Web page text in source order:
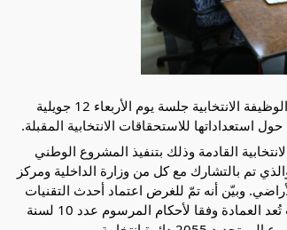
عقدت لجنة النظام الداخلي والقوانين الانتخابية والقوانين البرلمانية والوظيفة الانتخابية جلسة يوم الأربعاء 12 جويلية
القادمة وذلك بتنفيذ المشروع الوطني
تم بالتشارك مع كل من وزارة الداخلية ومركز
وبيّن أنه تمّ للغرض اعتماد أحدث التقنيات
لضبط حدود العمادات بشكل دقيق بما يستجيب للمعايير الدولية، حيث تُعد العمادة وفقا لأحكام المرسوم عدد 10 لسنة